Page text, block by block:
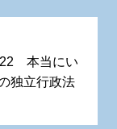
本当にい
独立行政法